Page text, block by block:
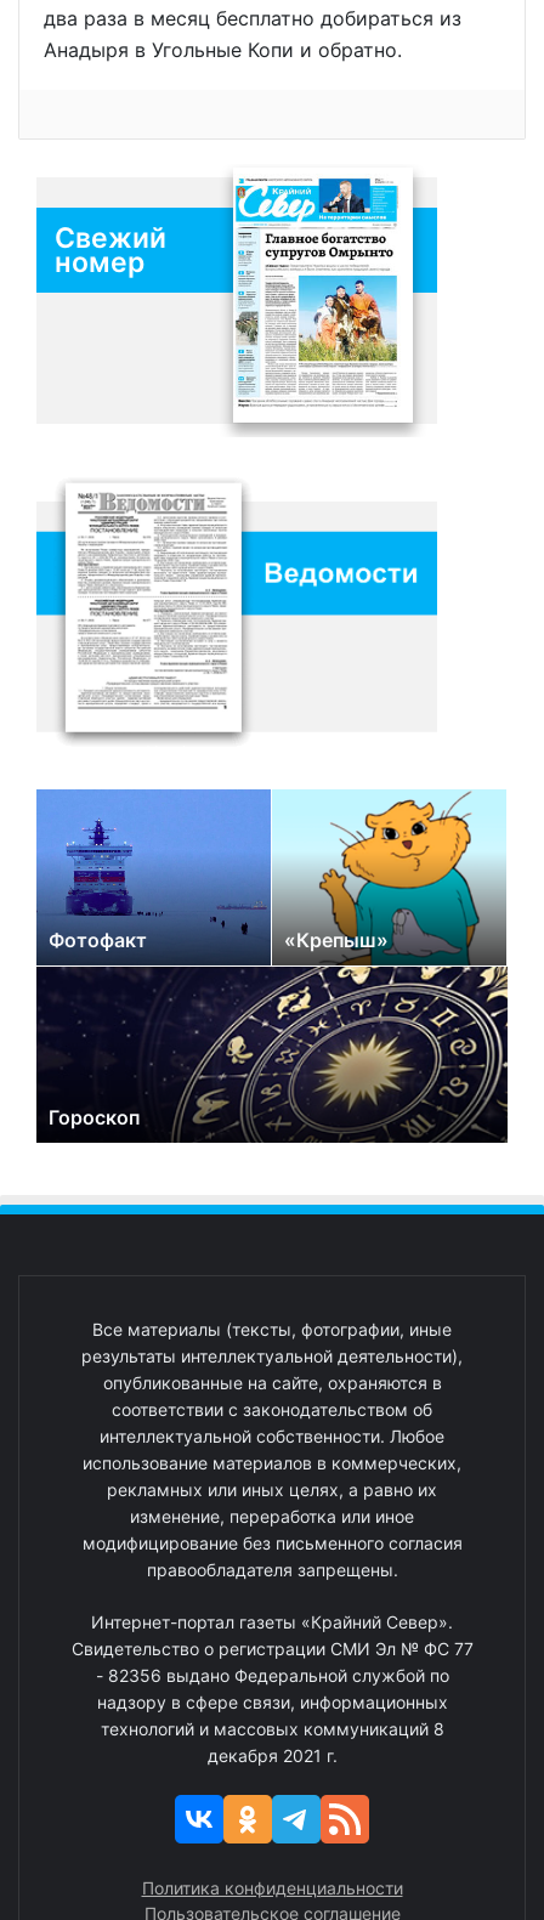
два раза в месяц бесплатно добираться из
Анадыря в Угольные Копи и обратно.
Свежий
номер
Фотофакт «Крепыш»
Гороскоп
Все материалы (тексты, фотографии, иные
результаты интеллектуальной деятельности),
опубликованные на сайте, охраняются в
соответствии с законодательством об
интеллектуальной собственности. Любое
использование материалов в коммерческих,
рекламных или иных целях, а равно их
изменение, переработка или иное
модифицирование без письменного согласия
правообладателя запрещены.
Интернет-портал газеты «Крайний Север».
Свидетельство о регистрации СМИ Эл № ФС 77
- 82356 выдано Федеральной службой по
надзору в сфере связи, информационных
технологий и массовых коммуникаций 8
декабря 2021 г.
Политика конфиденциальности
Пользовательское соглашение